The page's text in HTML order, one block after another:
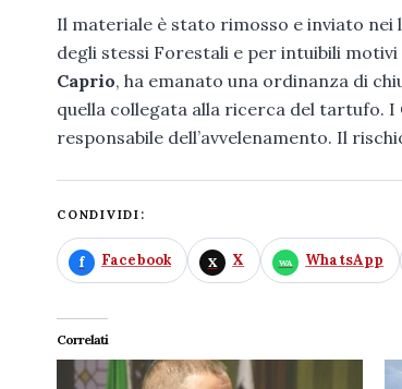
Il materiale è stato rimosso e inviato
degli stessi Forestali e per intuibili
Caprio, ha emanato una ordinanza di
quella collegata alla ricerca del tartufo.
responsabile dell’avvelenamento. Il
CONDIVIDI:
Facebook X WhatsApp
Correlati